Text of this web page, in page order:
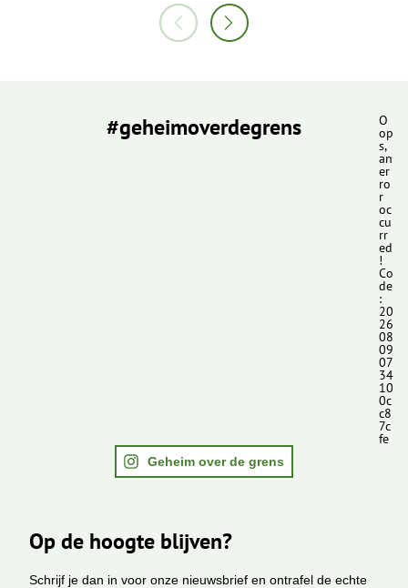
#geheimoverdegrens O
op
s,
an
er
ro
r
oc
cu
rr
ed
!
Co
de
:
20
26
08
09
07
34
10
0c
c8
7c
fe
Geheim over de grens
Op de hoogte blijven?
Schrijf je dan in voor onze nieuwsbrief en ontrafel de echte